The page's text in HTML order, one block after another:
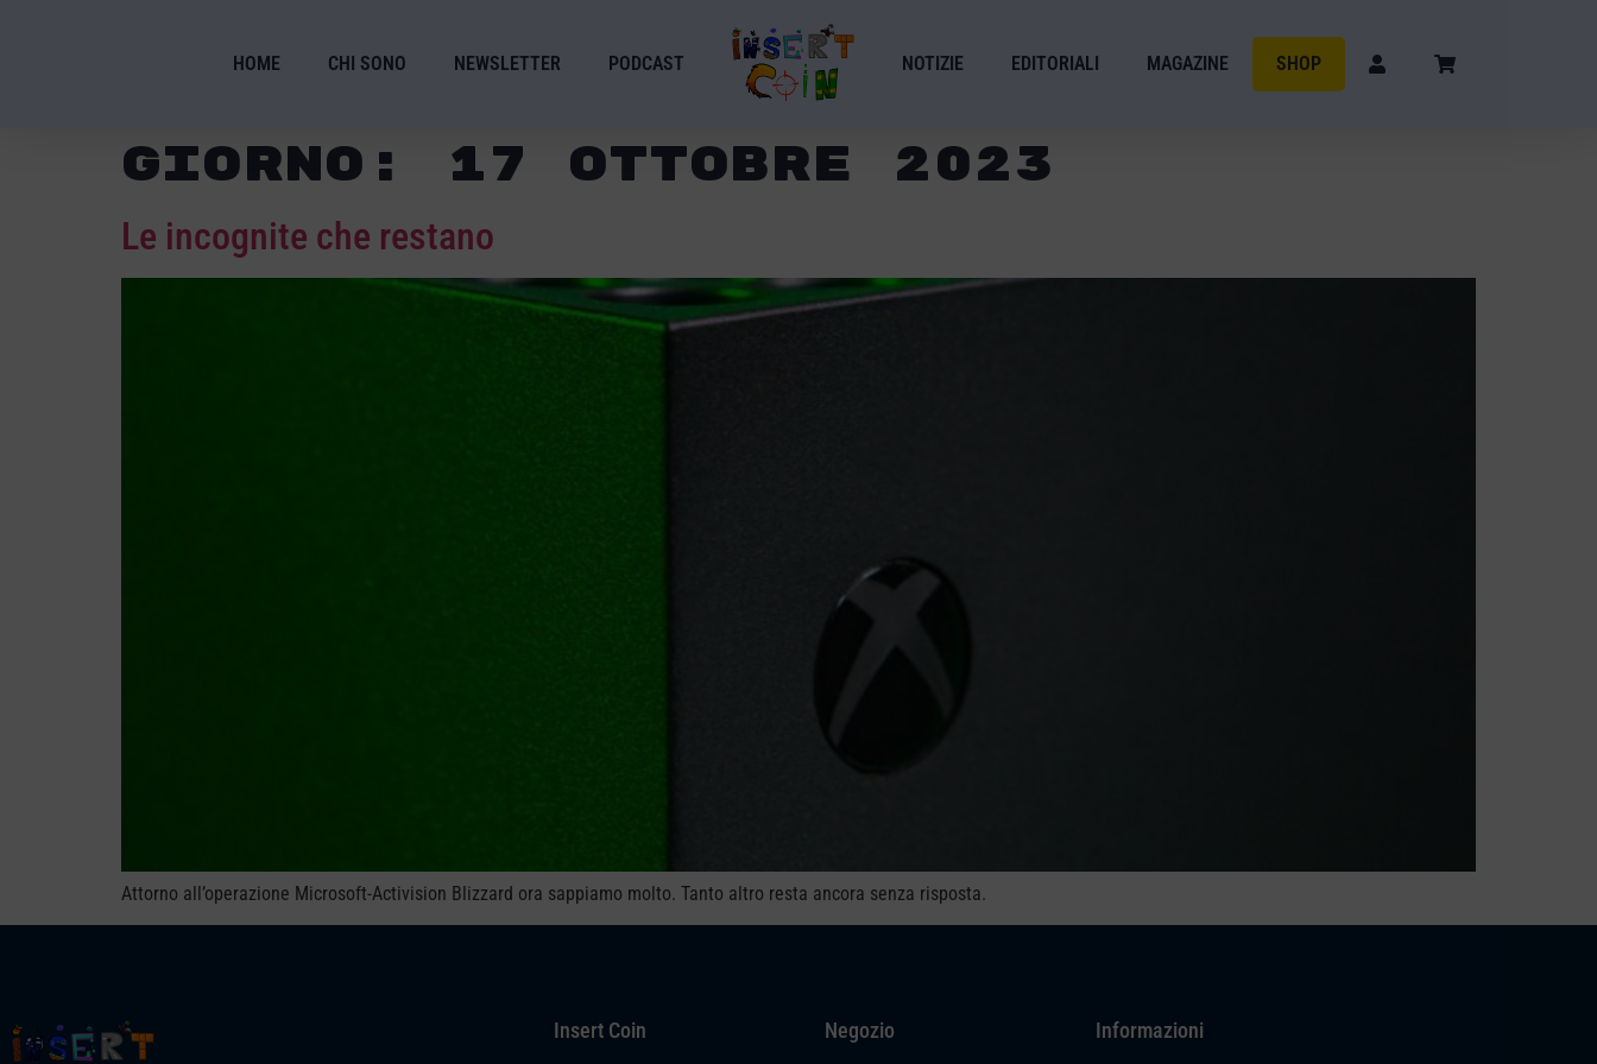
HOME CHI SONO NEWSLETTER PODCAST NOTIZIE EDITORIALI MAGAZINE SHOP
Giorno: 17 Ottobre 2023
Le incognite che restano
Attorno all’operazione Microsoft-Activision Blizzard ora sappiamo molto. Tanto altro resta ancora senza risposta.
Insert Coin Negozio Informazioni